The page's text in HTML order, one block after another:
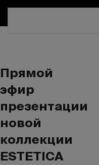
Прямой
эфир
презентации
новой
коллекции
ESTETICA